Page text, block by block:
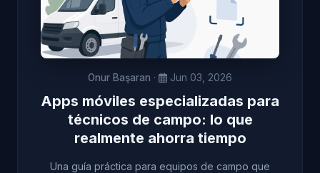
Onur Başaran · Jun 03, 2026
Apps móviles especializadas para
técnicos de campo: lo que
realmente ahorra tiempo
Una guía práctica para equipos de campo que